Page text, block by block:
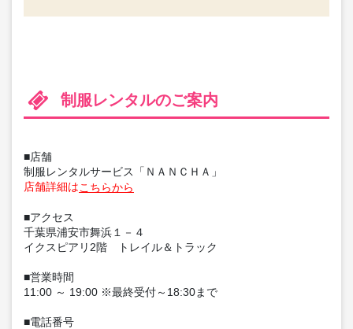
制服レンタルのご案内
■店舗
制服レンタルサービス「ＮＡＮＣＨＡ」
店舗詳細はこちらから
■アクセス
千葉県浦安市舞浜１－４
イクスピアリ2階 トレイル＆トラック
■営業時間
11:00 ～ 19:00 ※最終受付～18:30まで
■電話番号